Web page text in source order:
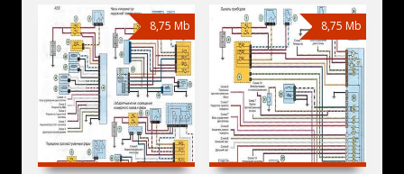
8,75 Mb 8,75 Mb